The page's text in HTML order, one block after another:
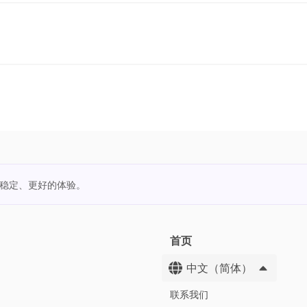
定、更好的体验。
首页
中文（简体）
联系我们